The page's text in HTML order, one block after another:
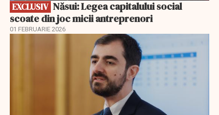
EXCLUSIV
scoate din joc micii antreprenori
01 FEBRUARIE 2026